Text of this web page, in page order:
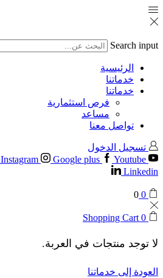
Search input
الرئيسية
خدماتنا
خدماتنا
فرص استثمارية
مساعد
تواصل معنا
تسجيل الدخول
Instagram Google plus
Youtube
Linkedin
0
0
0
Shopping Cart
لا توجد منتجات في العربة.
العودة إلى خدماتنا